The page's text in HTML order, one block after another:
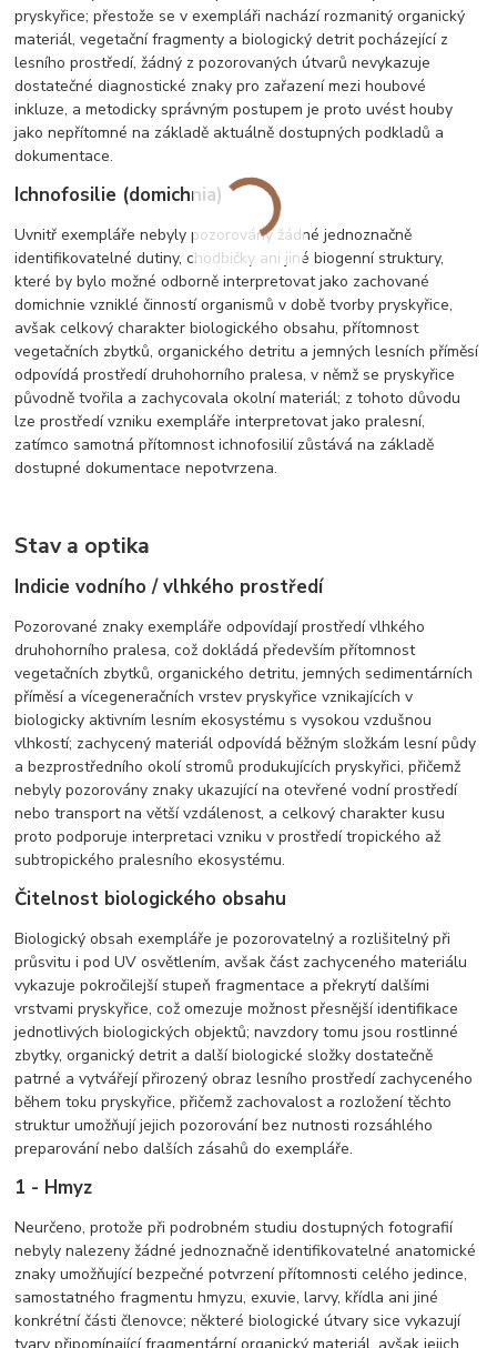
pryskyřice; přestože se v exempláři nachází rozmanitý organický
materiál, vegetační fragmenty a biologický detrit pocházející z
lesního prostředí, žádný z pozorovaných útvarů nevykazuje
dostatečné diagnostické znaky pro zařazení mezi houbové
inkluze, a metodicky správným postupem je proto uvést houby
jako nepřítomné na základě aktuálně dostupných podkladů a
dokumentace.
Ichnofosilie (domichnia)
Uvnitř exempláře nebyly pozorovány žádné jednoznačně
identifikovatelné dutiny, chodbičky ani jiné biogenní struktury,
které by bylo možné odborně interpretovat jako zachované
domichnie vzniklé činností organismů v době tvorby pryskyřice,
avšak celkový charakter biologického obsahu, přítomnost
vegetačních zbytků, organického detritu a jemných lesních příměsí
odpovídá prostředí druhohorního pralesa, v němž se pryskyřice
původně tvořila a zachycovala okolní materiál; z tohoto důvodu
lze prostředí vzniku exempláře interpretovat jako pralesní,
zatímco samotná přítomnost ichnofosilií zůstává na základě
dostupné dokumentace nepotvrzena.
Stav a optika
Indicie vodního / vlhkého prostředí
Pozorované znaky exempláře odpovídají prostředí vlhkého
druhohorního pralesa, což dokládá především přítomnost
vegetačních zbytků, organického detritu, jemných sedimentárních
příměsí a vícegeneračních vrstev pryskyřice vznikajících v
biologicky aktivním lesním ekosystému s vysokou vzdušnou
vlhkostí; zachycený materiál odpovídá běžným složkám lesní půdy
a bezprostředního okolí stromů produkujících pryskyřici, přičemž
nebyly pozorovány znaky ukazující na otevřené vodní prostředí
nebo transport na větší vzdálenost, a celkový charakter kusu
proto podporuje interpretaci vzniku v prostředí tropického až
subtropického pralesního ekosystému.
Čitelnost biologického obsahu
Biologický obsah exempláře je pozorovatelný a rozlišitelný při
průsvitu i pod UV osvětlením, avšak část zachyceného materiálu
vykazuje pokročilejší stupeň fragmentace a překrytí dalšími
vrstvami pryskyřice, což omezuje možnost přesnější identifikace
jednotlivých biologických objektů; navzdory tomu jsou rostlinné
zbytky, organický detrit a další biologické složky dostatečně
patrné a vytvářejí přirozený obraz lesního prostředí zachyceného
během toku pryskyřice, přičemž zachovalost a rozložení těchto
struktur umožňují jejich pozorování bez nutnosti rozsáhlého
preparování nebo dalších zásahů do exempláře.
1 - Hmyz
Neurčeno, protože při podrobném studiu dostupných fotografií
nebyly nalezeny žádné jednoznačně identifikovatelné anatomické
znaky umožňující bezpečné potvrzení přítomnosti celého jedince,
samostatného fragmentu hmyzu, exuvie, larvy, křídla ani jiné
konkrétní části členovce; některé biologické útvary sice vykazují